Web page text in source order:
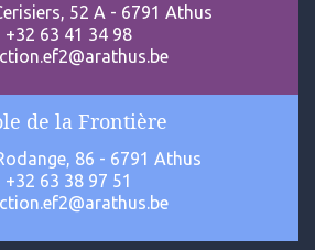
52 A - 6791 Athus
+32 63 41 34 98
de la Frontière
86 - 6791 Athus
+32 63 38 97 51